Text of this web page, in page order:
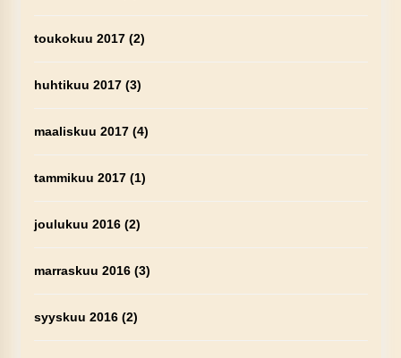
toukokuu 2017(2)
huhtikuu 2017(3)
maaliskuu 2017(4)
tammikuu 2017(1)
joulukuu 2016(2)
marraskuu 2016(3)
syyskuu 2016(2)